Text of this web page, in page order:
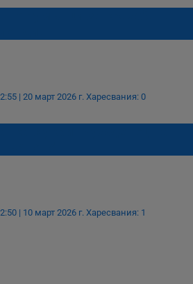
| 20 март 2026 г. Харесвания: 0
| 10 март 2026 г. Харесвания: 1